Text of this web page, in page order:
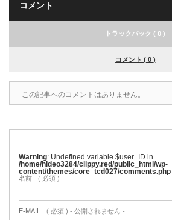
コメント
トラックバック ( 0 )
コメント ( 0 )
この記事へのコメントはありません。
Warning : Undefined variable $user_ID in
/home/hideo3284/clippy.red/public_html/wp-
content/themes/core_tcd027/comments.php
名前 ( 必須 )
E-MAIL ( 必須 ) - 公開されません -